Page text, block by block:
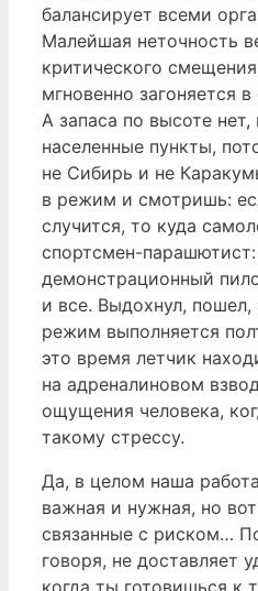
балансирует всеми
Малейшая неточность
критического
мгновенно загоняется
А запаса по высоте нет,
населенные пункты,
не Сибирь и не
в режим и смотришь:
случится, то куда
спортсмен-
демонстрационный
и все. Выдохнул, пошел,
режим выполняется
это время летчик
на адреналиновом
ощущения человека,
такому стрессу.
Да, в целом наша
важная и нужная, но
связанные с риском…
говоря, не доставляет
когда ты готовишься к